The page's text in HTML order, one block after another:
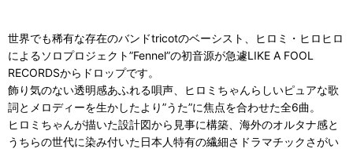
世界でも稀有な存在のバンドtricotのベーシスト、ヒロミ・ヒロヒロ
によるソロプロジェクト”Fennel”の初音源が急遽LIKE A FOOL
RECORDSからドロップです。
飾り気のない透明感あふれる唄声、ヒロミちゃんらしいピュアな歌
詞とメロディーを生かしたより”うた”に焦点を合わせた全6曲。
ヒロミちゃんが描いた設計図から見事に構築、海外のオルタナ感と
うちらの世代に染み付いた日本人特有の繊細さドラマチックさがい